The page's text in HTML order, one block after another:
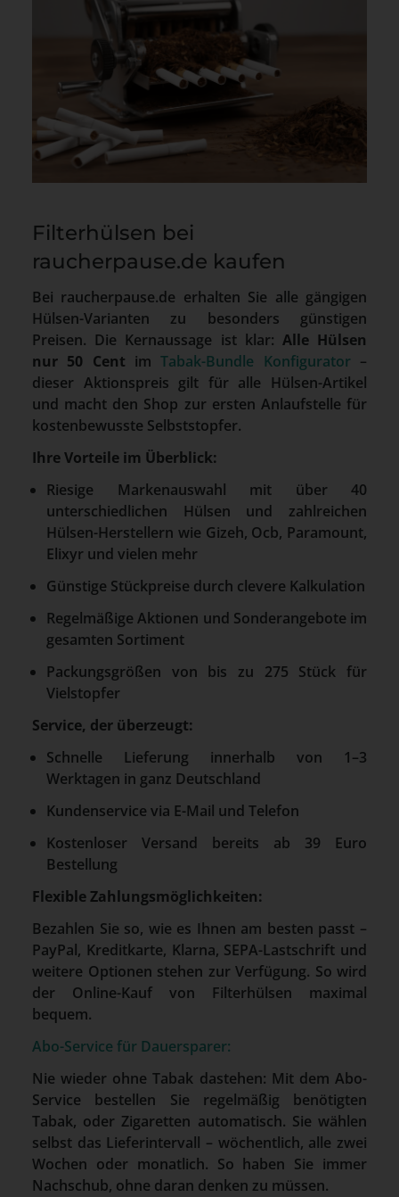
Filterhülsen bei
raucherpause.de kaufen
Bei raucherpause.de erhalten Sie alle gängigen
Hülsen-Varianten zu besonders günstigen
Preisen. Die Kernaussage ist klar: Alle Hülsen
nur 50 Cent imTabak-Bundle Konfigurator–
dieser Aktionspreis gilt für alle Hülsen-Artikel
und macht den Shop zur ersten Anlaufstelle für
kostenbewusste Selbststopfer.
Ihre Vorteile im Überblick:
Riesige Markenauswahl mit über 40
unterschiedlichen Hülsen und zahlreichen
Hülsen-Herstellern wie Gizeh, Ocb, Paramount,
Elixyr und vielen mehr
Günstige Stückpreise durch clevere Kalkulation
Regelmäßige Aktionen und Sonderangebote im
gesamten Sortiment
Packungsgrößen von bis zu 275 Stück für
Vielstopfer
Service, der überzeugt:
Schnelle Lieferung innerhalb von 1–3
Werktagen in ganz Deutschland
Kundenservice via E-Mail und Telefon
Kostenloser Versand bereits ab 39 Euro
Bestellung
Flexible Zahlungsmöglichkeiten:
Bezahlen Sie so, wie es Ihnen am besten passt –
PayPal, Kreditkarte, Klarna, SEPA-Lastschrift und
weitere Optionen stehen zur Verfügung. So wird
der Online-Kauf von Filterhülsen maximal
bequem.
Abo-Service für Dauersparer:
Nie wieder ohne Tabak dastehen: Mit dem Abo-
Service bestellen Sie regelmäßig benötigten
Tabak, oder Zigaretten automatisch. Sie wählen
selbst das Lieferintervall – wöchentlich, alle zwei
Wochen oder monatlich. So haben Sie immer
Nachschub, ohne daran denken zu müssen.